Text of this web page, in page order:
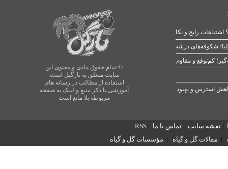
© تمام حقوق مادی و معنوی این
سایت متعلق به نارگیل است.
استفاده از مطالب در رسانه های
آموزشی با ذکر منبع و لینک به صفحه
مربوطه بلا مانع است
رایج و نکات طلایی
شکوفه‌های درشت در بهار
| نقشه سایت | تماس با ما |
RSS
| مقالات گل و گیاه | مؤسسات گل و گیاه